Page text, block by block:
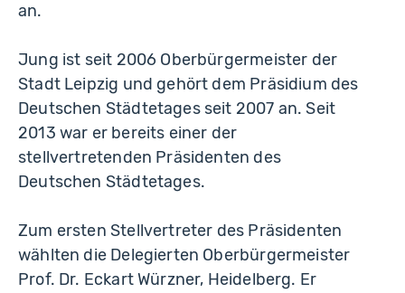
an.
Jung ist seit 2006 Oberbürgermeister der
Stadt Leipzig und gehört dem Präsidium des
Deutschen Städtetages seit 2007 an. Seit
2013 war er bereits einer der
stellvertretenden Präsidenten des
Deutschen Städtetages.
Zum ersten Stellvertreter des Präsidenten
wählten die Delegierten Oberbürgermeister
Prof. Dr. Eckart Würzner, Heidelberg. Er